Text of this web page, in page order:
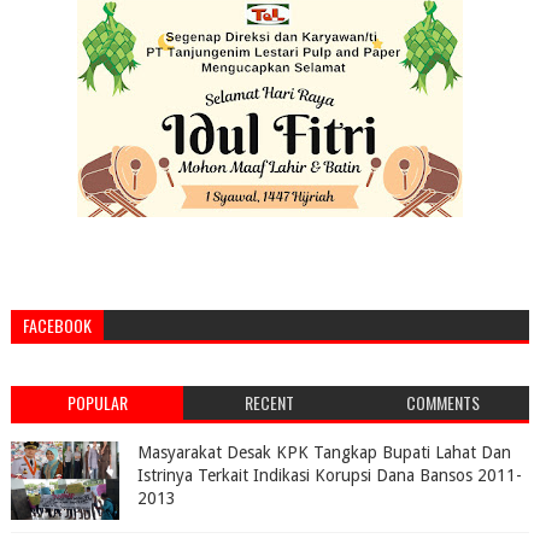
FACEBOOK
POPULAR RECENT COMMENTS
Masyarakat Desak KPK Tangkap Bupati Lahat Dan
Istrinya Terkait Indikasi Korupsi Dana Bansos 2011-
2013